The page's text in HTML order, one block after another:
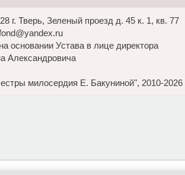
г. Тверь, Зеленый проезд д. 45 к. 1, кв. 77
основании Устава в лице директора
Александровича
милосердия Е. Бакуниной", 2010-2026